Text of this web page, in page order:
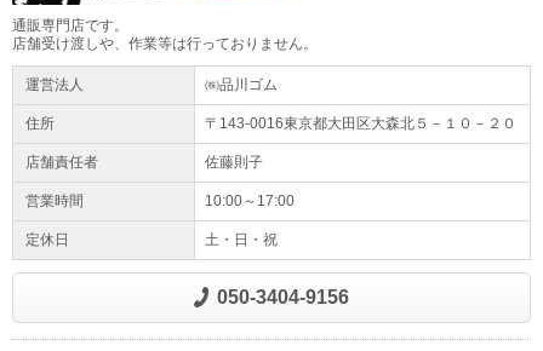
通販専門店です。
店舗受け渡しや、作業等は行っておりません。
運営法人 ㈱品川ゴム
住所 〒143-0016東京都大田区大森北５－１０－２０
店舗責任者 佐藤則子
営業時間 10:00～17:00
定休日 土・日・祝
050-3404-9156